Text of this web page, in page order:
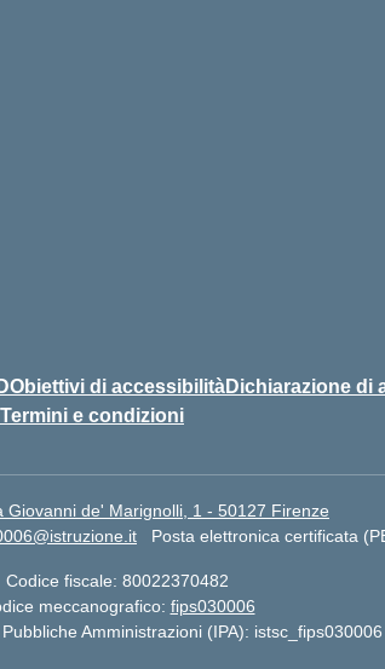
Obiettivi di accessibilitàDichiarazione di
Termini e condizioni
Giovanni de' Marignolli, 1 - 50127 Firenze
Posta elettronica certificata
Codice fiscale: 80022370482
meccanografico: fips030006
Amministrazioni (IPA): istsc_fips030006